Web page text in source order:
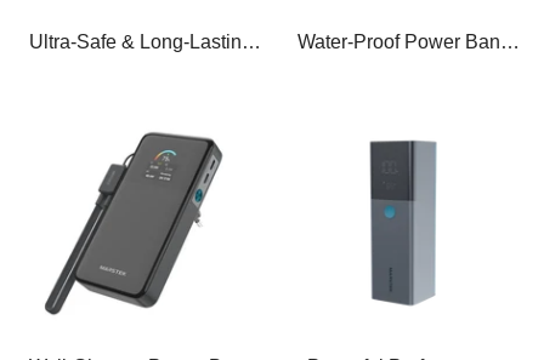
Ultra-Safe & Long-Lasting
Water-Proof Power Bank